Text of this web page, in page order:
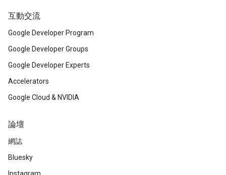
互動交流
Google Developer Program
Google Developer Groups
Google Developer Experts
Accelerators
Google Cloud & NVIDIA
論壇
網誌
Bluesky